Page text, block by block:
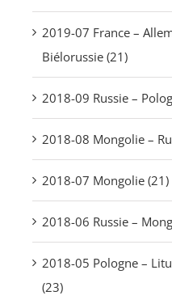
2019-07 France –
Biélorussie (21)
2018-09 Russie –
2018-08 Mongolie –
2018-07 Mongolie (21)
2018-06 Russie –
2018-05 Pologne –
(23)